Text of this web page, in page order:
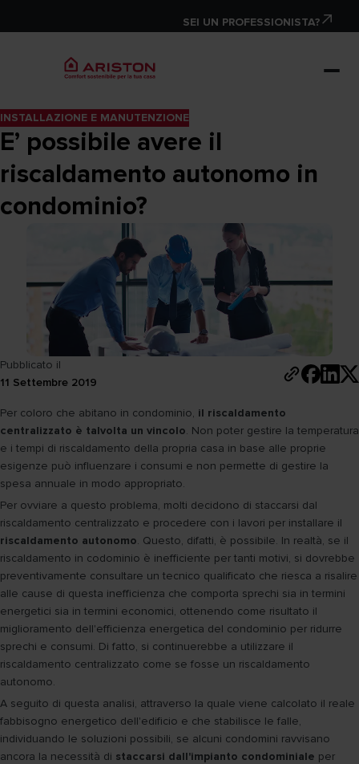
SEI UN PROFESSIONISTA?
INSTALLAZIONE E MANUTENZIONE
E’ possibile avere il
riscaldamento autonomo in
condominio?
Pubblicato il
11 Settembre 2019
Per coloro che abitano in condominio, il riscaldamento
centralizzato è talvolta un vincolo. Non poter gestire la temperatura
e i tempi di riscaldamento della propria casa in base alle proprie
esigenze può influenzare i consumi e non permette di gestire la
spesa annuale in modo appropriato.
Per ovviare a questo problema, molti decidono di staccarsi dal
riscaldamento centralizzato e procedere con i lavori per installare il
riscaldamento autonomo. Questo, difatti, è possibile. In realtà, se il
riscaldamento in codominio è inefficiente per tanti motivi, si dovrebbe
preventivamente consultare un tecnico qualificato che riesca a risalire
alle cause di questa inefficienza che comporta sprechi sia in termini
energetici sia in termini economici, ottenendo come risultato il
miglioramento dell'efficienza energetica del condominio per ridurre
sprechi e consumi. Di fatto, si continuerebbe a utilizzare il
riscaldamento centralizzato come se fosse un riscaldamento
autonomo.
A seguito di questa analisi, attraverso la quale viene calcolato il reale
fabbisogno energetico dell'edificio e che stabilisce le falle,
individuando le soluzioni possibili, se alcuni condomini ravvisano
ancora la necessità di staccarsi dall'impianto condominiale per